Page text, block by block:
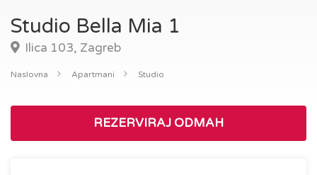
Studio Bella Mia 1
Ilica 103, Zagreb
Naslovna Apartmani Studio
REZERVIRAJ ODMAH